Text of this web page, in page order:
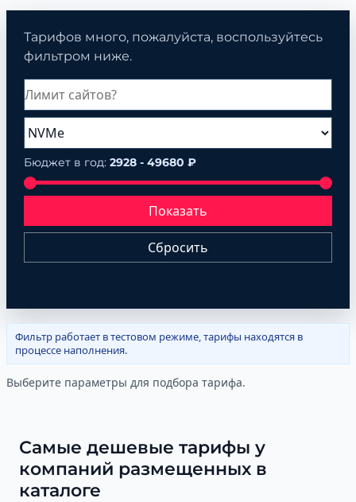
Тарифов много, пожалуйста, воспользуйтесь
фильтром ниже.
Бюджет в год: 2928 - 49680 ₽
Показать
Сбросить
Фильтр работает в тестовом режиме, тарифы находятся в
процессе наполнения.
Выберите параметры для подбора тарифа.
Самые дешевые тарифы у
компаний размещенных в
каталоге